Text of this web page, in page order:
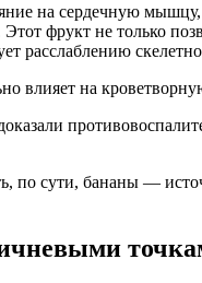
на сердечную
фрукт не только
расслаблению
влияет на
по сути, бананы —